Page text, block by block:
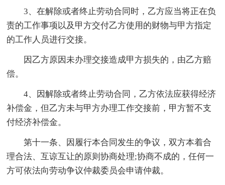
3、在解除或者终止劳动合同时，乙方应当将正在负
责的工作事项以及甲方交付乙方使用的财物与甲方指定
的工作人员进行交接。
因乙方原因未办理交接造成甲方损失的，由乙方赔
偿。
4、因解除或者终止劳动合同，乙方依法应获得经济
补偿金，但乙方未与甲方办理工作交接前，甲方暂不支
付经济补偿金。
第十一条、因履行本合同发生的争议，双方本着合
理合法、互谅互让的原则协商处理;协商不成的，任何一
方可依法向劳动争议仲裁委员会申请仲裁。